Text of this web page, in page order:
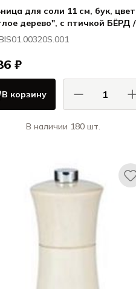
для соли 11 см, бук, цвет
дерево", с птичкой БЁРД /
₽
В корзину
В наличии 180 шт.